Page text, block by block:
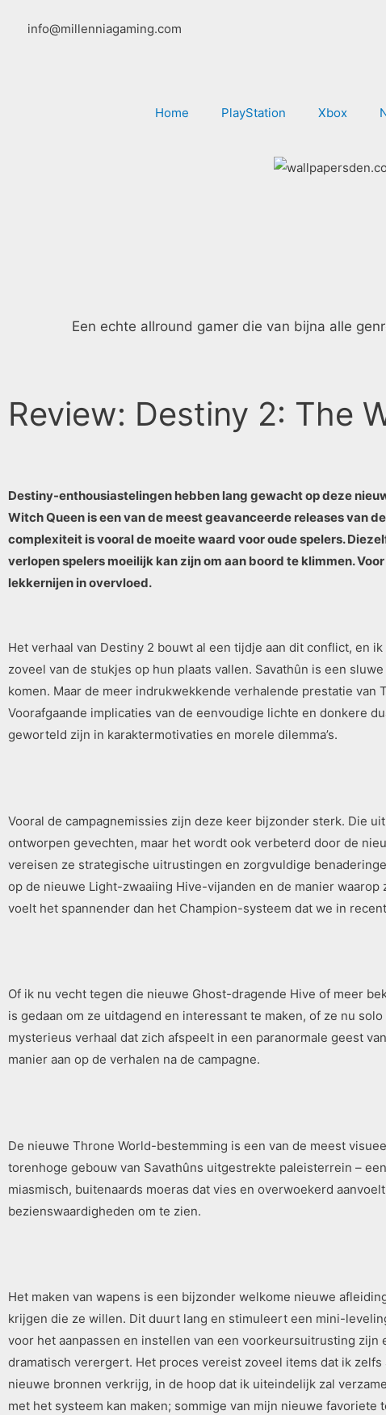
info@millenniagaming.com
Home PlayStation Xbox
Een echte allround gamer die van bijna alle
Review: Destiny 2: The
Destiny-enthousiastelingen hebben lang gewacht op deze
Witch Queen is een van de meest geavanceerde releases van
complexiteit is vooral de moeite waard voor oude spelers.
verlopen spelers moeilijk kan zijn om aan boord te klimmen.
lekkernijen in overvloed.
Het verhaal van Destiny 2 bouwt al een tijdje aan dit conflict, en
zoveel van de stukjes op hun plaats vallen. Savathûn is een
komen. Maar de meer indrukwekkende verhalende prestatie
Voorafgaande implicaties van de eenvoudige lichte en donkere
geworteld zijn in karaktermotivaties en morele dilemma’s.
Vooral de campagnemissies zijn deze keer bijzonder sterk. Die
ontworpen gevechten, maar het wordt ook verbeterd door de
vereisen ze strategische uitrustingen en zorgvuldige
op de nieuwe Light-zwaaiing Hive-vijanden en de manier
voelt het spannender dan het Champion-systeem dat we in
Of ik nu vecht tegen die nieuwe Ghost-dragende Hive of meer
is gedaan om ze uitdagend en interessant te maken, of ze nu
mysterieus verhaal dat zich afspeelt in een paranormale geest
manier aan op de verhalen na de campagne.
De nieuwe Throne World-bestemming is een van de meest
torenhoge gebouw van Savathûns uitgestrekte paleisterrein –
miasmisch, buitenaards moeras dat vies en overwoekerd
bezienswaardigheden om te zien.
Het maken van wapens is een bijzonder welkome nieuwe
krijgen die ze willen. Dit duurt lang en stimuleert een mini-
voor het aanpassen en instellen van een voorkeursuitrusting
dramatisch verergert. Het proces vereist zoveel items dat ik
nieuwe bronnen verkrijg, in de hoop dat ik uiteindelijk zal
met het systeem kan maken; sommige van mijn nieuwe